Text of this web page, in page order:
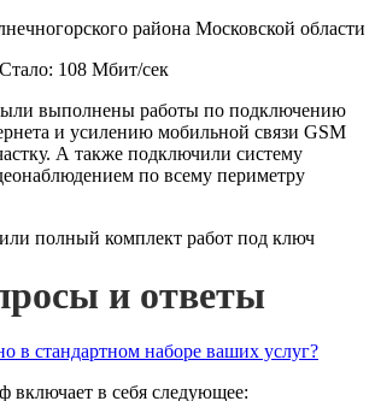
района Московской области
Стало: 108 Мбит/сек
выполнены работы по подключению
и усилению мобильной связи GSM
А также подключили систему
по всему периметру
полный комплект работ под ключ
и ответы
в стандартном наборе ваших услуг?
включает в себя следующее: